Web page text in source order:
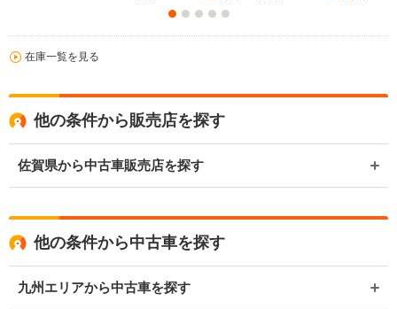
在庫一覧を見る
他の条件から販売店を探す
佐賀県から中古車販売店を探す
他の条件から中古車を探す
九州エリアから中古車を探す